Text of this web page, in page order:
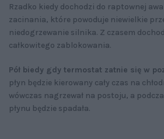
Rzadko kiedy dochodzi do raptownej
zacinania, które powoduje niewielkie
niedogrzewanie silnika. Z czasem
całkowitego zablokowania.
Pół biedy gdy termostat zatnie się w
płyn będzie kierowany cały czas na
wówczas nagrzewał na postoju, a
płynu będzie spadała.